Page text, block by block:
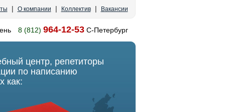
| О компании | Коллектив| Вакансии
8 (812) 964-12-53С-Петербург
центр, репетиторы
по написанию
как: